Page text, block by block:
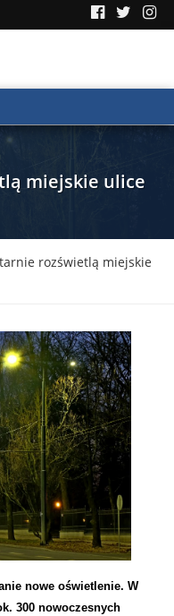
miejskie ulice
rozświetlą miejskie
nowe oświetlenie. W
300 nowoczesnych